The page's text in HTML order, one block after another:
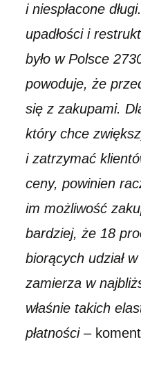
i niespłacone
upadłości i
było w Polsce
powoduje, że
się z zakupami.
który chce
i zatrzymać
ceny, powinien
im możliwość
bardziej, że 18
biorących udział
zamierza w
właśnie takich
płatności–